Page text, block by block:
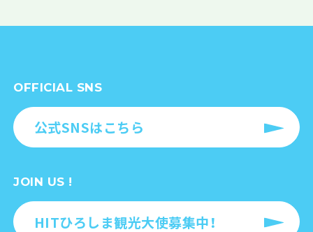
OFFICIAL SNS
公式SNSはこちら
JOIN US !
HITひろしま観光大使募集中！